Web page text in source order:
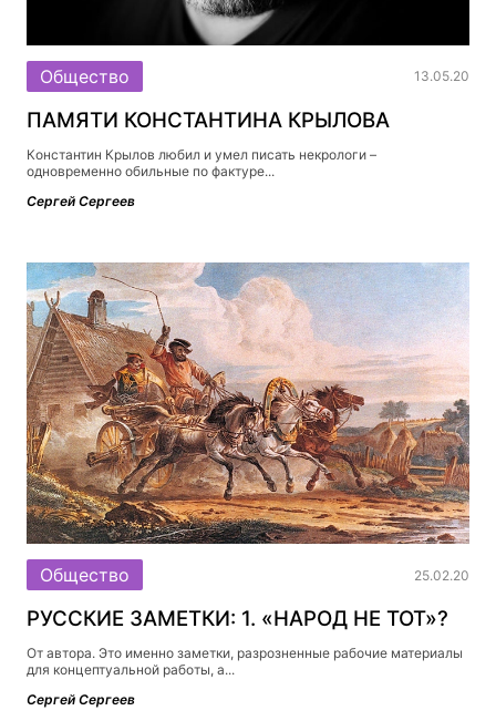
Общество 13.05.20
ПАМЯТИ КОНСТАНТИНА КРЫЛОВА
Константин Крылов любил и умел писать некрологи –
одновременно обильные по фактуре...
Сергей Сергеев
Общество 25.02.20
РУССКИЕ ЗАМЕТКИ: 1. «НАРОД НЕ ТОТ»?
От автора. Это именно заметки, разрозненные рабочие материалы
для концептуальной работы, а...
Сергей Сергеев